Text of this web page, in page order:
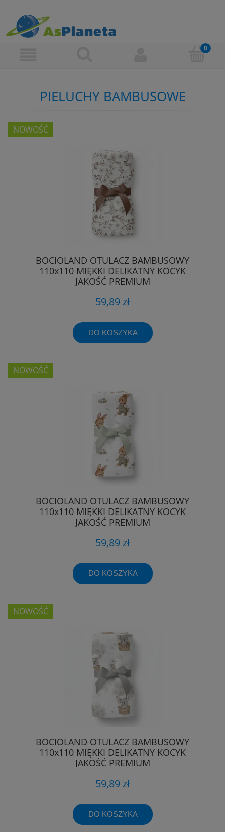
PIELUCHY BAMBUSOWE
BOCIOLAND OTULACZ BAMBUSOWY
110x110 MIĘKKI DELIKATNY KOCYK
JAKOŚĆ PREMIUM
59,89 zł
DO KOSZYKA
NOWOŚĆ
BOCIOLAND OTULACZ BAMBUSOWY
110x110 MIĘKKI DELIKATNY KOCYK
JAKOŚĆ PREMIUM
59,89 zł
DO KOSZYKA
NOWOŚĆ
BOCIOLAND OTULACZ BAMBUSOWY
110x110 MIĘKKI DELIKATNY KOCYK
JAKOŚĆ PREMIUM
59,89 zł
DO KOSZYKA
NOWOŚĆ